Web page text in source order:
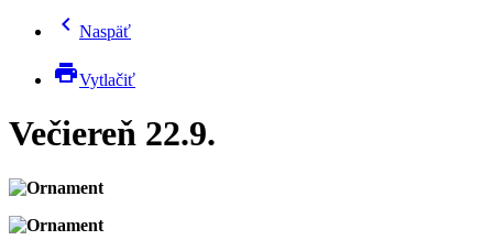
chevron_left Naspäť
printVytlačiť
Večiereň 22.9.